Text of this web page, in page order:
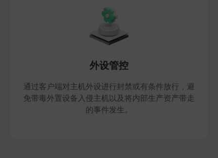
外设管控
通过客户端对主机外设进行封禁或有条件放行，避
免带毒外置设备入侵主机以及将内部生产资产带走
的事件发生。